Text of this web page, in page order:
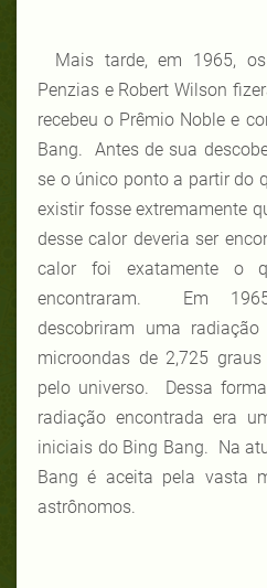
Mais tarde, em 1965,
Penzias e Robert Wilson
recebeu o Prêmio Noble e
Bang. Antes de sua
se o único ponto a partir do
existir fosse extremamente
desse calor deveria ser
calor foi exatamente o
encontraram. Em
descobriram uma
microondas de 2,725
pelo universo. Dessa
radiação encontrada era
iniciais do Bing Bang. Na
Bang é aceita pela vasta
astrônomos.